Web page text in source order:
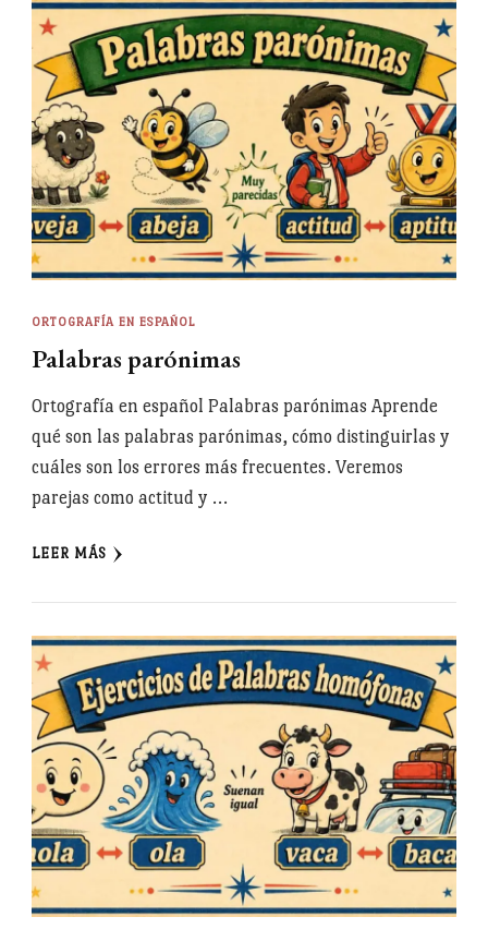
ORTOGRAFÍA EN ESPAÑOL
Palabras parónimas
Ortografía en español Palabras parónimas Aprende
qué son las palabras parónimas, cómo distinguirlas y
cuáles son los errores más frecuentes. Veremos
parejas como actitud y …
LEER MÁS